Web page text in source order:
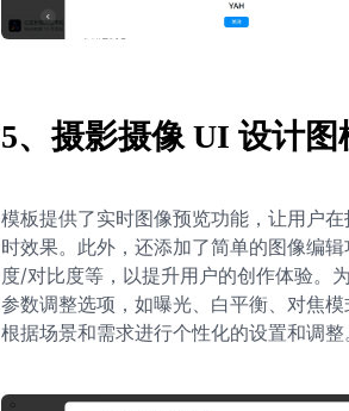
5、摄影摄像 UI 设计图
模板提供了实时图像预览功能，让用户
时效果。此外，还添加了简单的图像编
度/对比度等，以提升用户的创作体验。
参数调整选项，如曝光、白平衡、对焦
根据场景和需求进行个性化的设置和调整